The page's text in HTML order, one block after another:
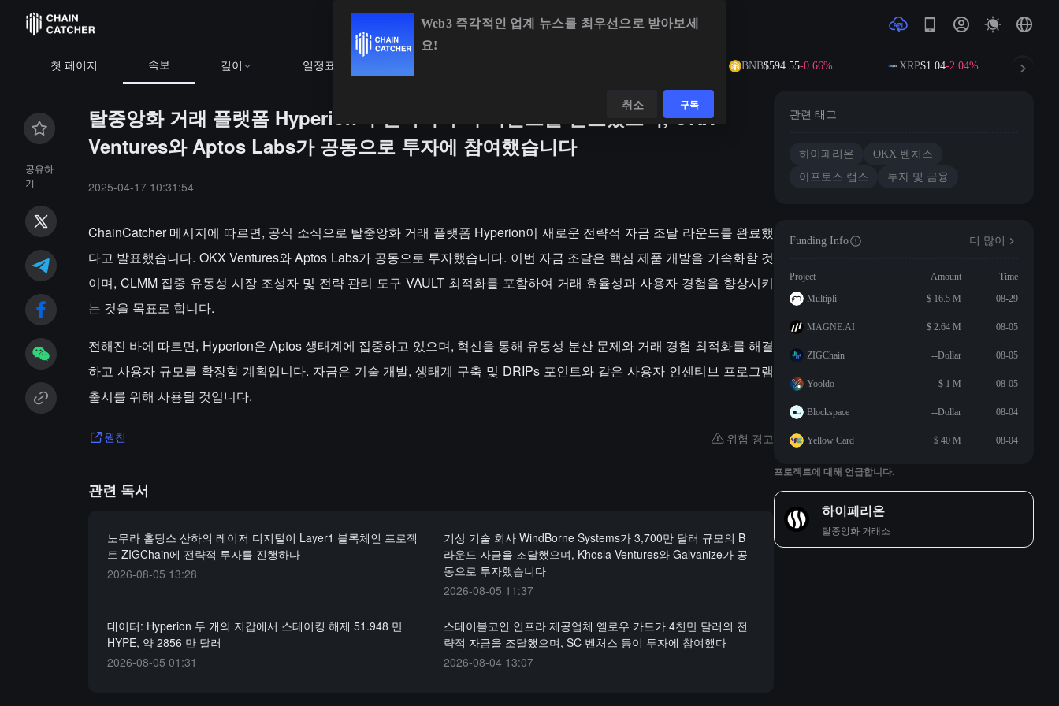
첫 페이지 속보 깊이 일정표 BNB$594.55-0.66% XRP$1.04-2.04%
공유하
기
탈중앙화 거래 플랫폼 Hyperion이 전략적 투자 라운드를 완료했으며, OKX
Ventures와 Aptos Labs가 공동으로 투자에 참여했습니다
2025-04-17 10:31:54
ChainCatcher 메시지에 따르면, 공식 소식으로 탈중앙화 거래 플랫폼 Hyperion이 새로운 전략적 자금 조달 라운드를 완료했
다고 발표했습니다. OKX Ventures와 Aptos Labs가 공동으로 투자했습니다. 이번 자금 조달은 핵심 제품 개발을 가속화할 것
이며, CLMM 집중 유동성 시장 조성자 및 전략 관리 도구 VAULT 최적화를 포함하여 거래 효율성과 사용자 경험을 향상시키
는 것을 목표로 합니다.
전해진 바에 따르면, Hyperion은 Aptos 생태계에 집중하고 있으며, 혁신을 통해 유동성 분산 문제와 거래 경험 최적화를 해결
하고 사용자 규모를 확장할 계획입니다. 자금은 기술 개발, 생태계 구축 및 DRIPs 포인트와 같은 사용자 인센티브 프로그램
출시를 위해 사용될 것입니다.
원천 위험 경고
관련 독서
노무라 홀딩스 산하의 레이저 디지털이 Layer1 블록체인 프로젝
트 ZIGChain에 전략적 투자를 진행하다
2026-08-05 13:28
기상 기술 회사 WindBorne Systems가 3,700만 달러 규모의 B
라운드 자금을 조달했으며, Khosla Ventures와 Galvanize가 공
동으로 투자했습니다
2026-08-05 11:37
데이터: Hyperion 두 개의 지갑에서 스테이킹 해제 51.948 만
HYPE, 약 2856 만 달러
2026-08-05 01:31
스테이블코인 인프라 제공업체 옐로우 카드가 4천만 달러의 전
략적 자금을 조달했으며, SC 벤처스 등이 투자에 참여했다
2026-08-04 13:07
관련 태그
하이페리온
OKX 벤처스
아프토스 랩스
투자 및 금융
Funding Info 더 많이
Project Amount
Time
Multipli
$ 16.5 M 08-29
MAGNE.AI $ 2.64 M 08-05
ZIGChain --Dollar 08-05
Yooldo $ 1 M 08-05
Blockspace --Dollar 08-04
Yellow Card $ 40 M 08-04
프로젝트에 대해 언급합니다.
하이페리온
탈중앙화 거래소
Web3 즉각적인 업계 뉴스를 최우선으로 받아보세
요!
취소 구독